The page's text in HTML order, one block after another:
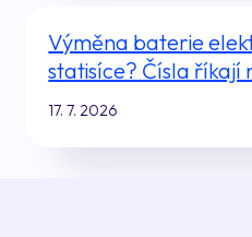
Výměna baterie
statisíce? Čísla říkají
17. 7. 2026